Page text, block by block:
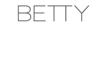
gekozen
worden